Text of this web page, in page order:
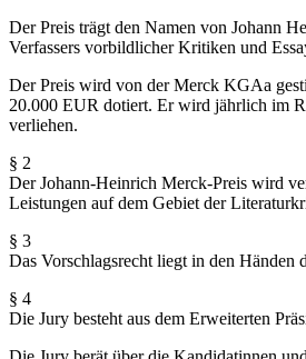
Der Preis trägt den Namen von Johann
Verfassers vorbildlicher Kritiken und
Der Preis wird von der Merck KGAa
20.000 EUR dotiert. Er wird jährlich im
verliehen.
§ 2
Der Johann-Heinrich Merck-Preis wird
Leistungen auf dem Gebiet der
§ 3
Das Vorschlagsrecht liegt in den Händen
§ 4
Die Jury besteht aus dem Erweiterten